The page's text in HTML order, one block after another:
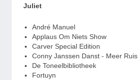
Juliet
André Manuel
Applaus Om Niets Show
Carver Special Edition
Conny Janssen Danst - Meer Ruis
De Toneelbibliotheek
Fortuyn